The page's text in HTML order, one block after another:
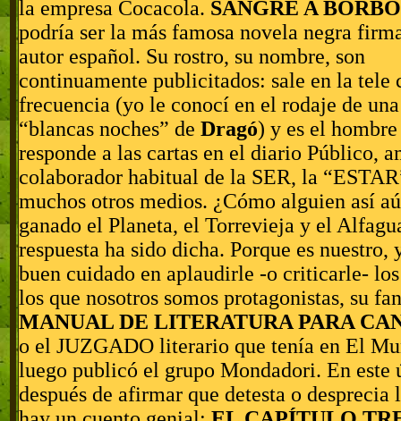
la empresa Cocacola. SANGRE A
podría ser la más famosa novela negra
autor español. Su rostro, su nombre, son
continuamente publicitados: sale en la tele
frecuencia (yo le conocí en el rodaje de
“blancas noches” de Dragó) y es el
responde a las cartas en el diario Público,
colaborador habitual de la SER, la
muchos otros medios. ¿Cómo alguien así
ganado el Planeta, el Torrevieja y el
respuesta ha sido dicha. Porque es nuestro,
buen cuidado en aplaudirle -o criticarle-
los que nosotros somos protagonistas, su
MANUAL DE LITERATURA PARA
o el JUZGADO literario que tenía en El
luego publicó el grupo Mondadori. En este
después de afirmar que detesta o desprecia